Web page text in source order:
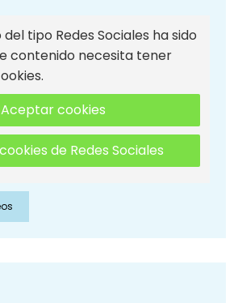
tipo Redes Sociales ha sido
contenido necesita tener
Aceptar cookies
de Redes Sociales